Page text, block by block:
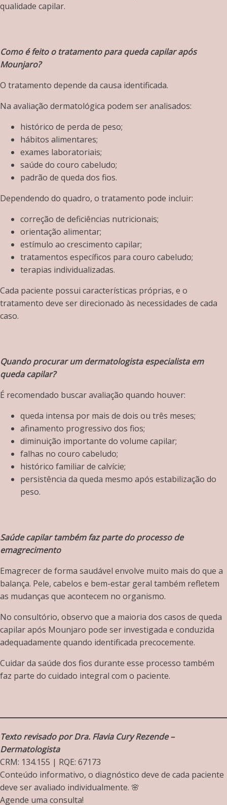
qualidade capilar.
Como é feito o tratamento para queda capilar após
Mounjaro?
O tratamento depende da causa identificada.
Na avaliação dermatológica podem ser analisados:
histórico de perda de peso;
hábitos alimentares;
exames laboratoriais;
saúde do couro cabeludo;
padrão de queda dos fios.
Dependendo do quadro, o tratamento pode incluir:
correção de deficiências nutricionais;
orientação alimentar;
estímulo ao crescimento capilar;
tratamentos específicos para couro cabeludo;
terapias individualizadas.
Cada paciente possui características próprias, e o
tratamento deve ser direcionado às necessidades de cada
caso.
Quando procurar um dermatologista especialista em
queda capilar?
É recomendado buscar avaliação quando houver:
queda intensa por mais de dois ou três meses;
afinamento progressivo dos fios;
diminuição importante do volume capilar;
falhas no couro cabeludo;
histórico familiar de calvície;
persistência da queda mesmo após estabilização do
peso.
Saúde capilar também faz parte do processo de
emagrecimento
Emagrecer de forma saudável envolve muito mais do que a
balança. Pele, cabelos e bem-estar geral também refletem
as mudanças que acontecem no organismo.
No consultório, observo que a maioria dos casos de queda
capilar após Mounjaro pode ser investigada e conduzida
adequadamente quando identificada precocemente.
Cuidar da saúde dos fios durante esse processo também
faz parte do cuidado integral com o paciente.
Texto revisado por Dra. Flavia Cury Rezende –
Dermatologista
CRM: 134.155 | RQE: 67173
Conteúdo informativo, o diagnóstico deve de cada paciente
deve ser avaliado individualmente. 🌸
Agende uma consulta!